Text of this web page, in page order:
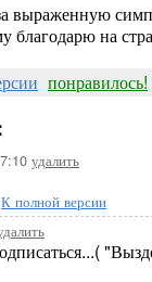
выраженную
благодарю на
понравилось!
удалить
К полной версии